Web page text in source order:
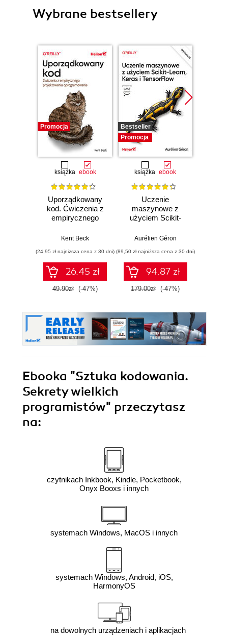
Wybrane bestsellery
Promocja
książka ebook
Uporządkowany
kod. Ćwiczenia z
empirycznego
oprogramowania
Kent Beck
(24,95 zł najniższa cena z 30 dni)
26.45 zł
49.90zł (-47%)
Bestseller
Promocja
książka ebook
Uczenie
maszynowe z
użyciem Scikit-
TensorFlow.
Aurélien Géron
(89,50 zł najniższa cena z 30 dni)
94.87 zł
179.00zł (-47%)
Ebooka "Sztuka kodowania.
Sekrety wielkich
programistów" przeczytasz
na:
czytnikach Inkbook, Kindle, Pocketbook,
Onyx Booxs i innych
systemach Windows, MacOS i innych
systemach Windows, Android, iOS,
HarmonyOS
na dowolnych urządzeniach i aplikacjach